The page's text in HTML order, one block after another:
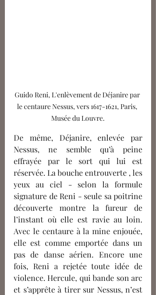
Guido Reni, L'enlèvement de Déjanire par
le centaure Nessus, vers 1617-1621, Paris,
Musée du Louvre.
De même, Déjanire, enlevée par
Nessus, ne semble qu’à peine
effrayée par le sort qui lui est
réservée. La bouche entrouverte , les
yeux au ciel - selon la formule
signature de Reni - seule sa poitrine
découverte montre la fureur de
l’instant où elle est ravie au loin.
Avec le centaure à la mine enjouée,
elle est comme emportée dans un
pas de danse aérien. Encore une
fois, Reni a rejetée toute idée de
violence. Hercule, qui bande son arc
et s’apprête à tirer sur Nessus, n’est